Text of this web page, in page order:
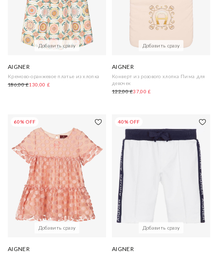
Добавить сразу
AIGNER
Кремово-оранжевое платье из хлопка
186,00 £130,00 £
Добавить сразу
AIGNER
Конверт из розового хлопка Пима для
девочек
122,00 £37,00 £
60% OFF
Добавить сразу
AIGNER
40% OFF
Добавить сразу
AIGNER